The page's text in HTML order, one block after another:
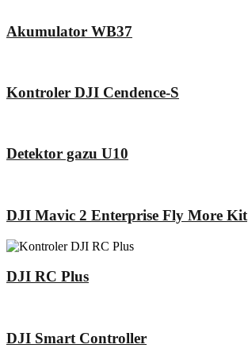
Akumulator WB37
Kontroler DJI Cendence-S
Detektor gazu U10
DJI Mavic 2 Enterprise Fly More Kit
DJI RC Plus
DJI Smart Controller